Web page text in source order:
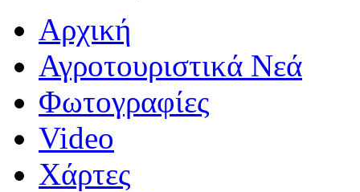
Αρχική
Αγροτουριστικά Νεά
Φωτογραφίες
Video
Χάρτες